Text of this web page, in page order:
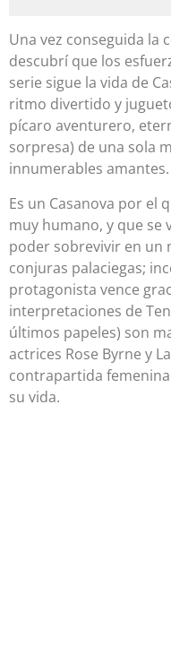
Una vez conseguida la
descubrí que los
serie sigue la vida de
ritmo divertido y
pícaro aventurero,
sorpresa) de una sola
innumerables amantes.
Es un Casanova por el
muy humano, y que se
poder sobrevivir en un
conjuras palaciegas;
protagonista vence
interpretaciones de
últimos papeles) son
actrices Rose Byrne y
contrapartida
su vida.